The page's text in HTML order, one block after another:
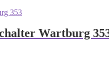
Wartburg